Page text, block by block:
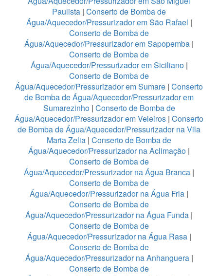
Paulista | Conserto de Bomba de
Água/Aquecedor/Pressurizador em São Rafael |
Conserto de Bomba de
Água/Aquecedor/Pressurizador em Sapopemba |
Conserto de Bomba de
Água/Aquecedor/Pressurizador em Siciliano|
Conserto de Bomba de
Água/Aquecedor/Pressurizador em Sumare | Conserto
de Bomba de Água/Aquecedor/Pressurizador em
Sumarezinho| Conserto de Bomba de
Água/Aquecedor/Pressurizador em Veleiros | Conserto
de Bomba de Água/Aquecedor/Pressurizador na Vila
Maria Zelia | Conserto de Bomba de
Água/Aquecedor/Pressurizador na Aclimação |
Conserto de Bomba de
Água/Aquecedor/Pressurizador na Água Branca |
Conserto de Bomba de
Água/Aquecedor/Pressurizador na Água Fria |
Conserto de Bomba de
Água/Aquecedor/Pressurizador na Água Funda |
Conserto de Bomba de
Água/Aquecedor/Pressurizador na Água Rasa |
Conserto de Bomba de
Água/Aquecedor/Pressurizador na Anhanguera|
Conserto de Bomba de